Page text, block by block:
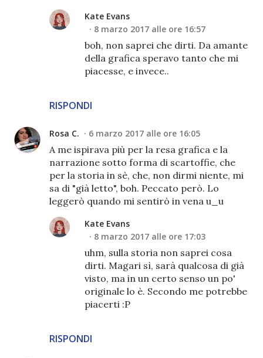
RISPONDI
Kate Evans
8 marzo 2017 alle ore 16:57
boh, non saprei che dirti. Da amante
della grafica speravo tanto che mi
piacesse, e invece..
Rosa C. 6 marzo 2017 alle ore 16:05
A me ispirava più per la resa grafica e la
narrazione sotto forma di scartoffie, che
per la storia in sè, che, non dirmi niente, mi
sa di "già letto", boh. Peccato però. Lo
leggerò quando mi sentirò in vena u_u
RISPONDI
Kate Evans
8 marzo 2017 alle ore 17:03
uhm, sulla storia non saprei cosa
dirti. Magari sì, sarà qualcosa di già
visto, ma in un certo senso un po'
originale lo è. Secondo me potrebbe
piacerti :P